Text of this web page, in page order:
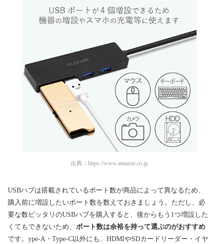
出典： https://www.amazon.co.jp
USBハブは搭載されているポート数が商品によって異なるため、
購入前に増設したいポート数を数えておきましょう。ただし、必
要な数ピッタリのUSBハブを購入すると、後からもう1つ増設した
くてもできないため、 ポート数は余裕を持って選ぶのがおすすめ
です。ype-A・Type-C以外にも、HDMIやSDカードリーダー・イヤ